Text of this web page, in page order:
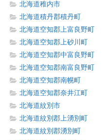
北海道稚内市
北海道積丹郡積丹町
北海道空知郡上富良野町
北海道空知郡上砂川町
北海道空知郡中富良野町
北海道空知郡南富良野町
北海道空知郡南幌町
北海道空知郡奈井江町
北海道紋別市
北海道紋別郡上湧別町
北海道紋別郡湧別町